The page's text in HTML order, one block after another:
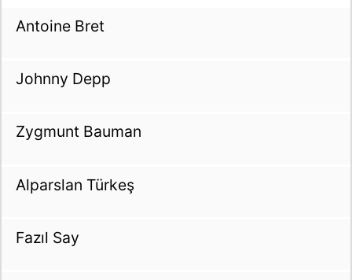
Antoine Bret
Johnny Depp
Zygmunt Bauman
Alparslan Türkeş
Fazıl Say